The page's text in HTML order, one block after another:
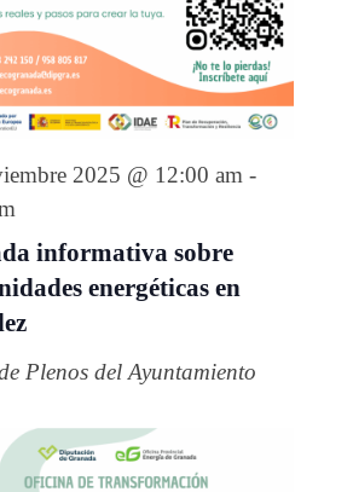
informativa sobre
energéticas en
2025 @ 12:00 am -
Plenos del Ayuntamiento